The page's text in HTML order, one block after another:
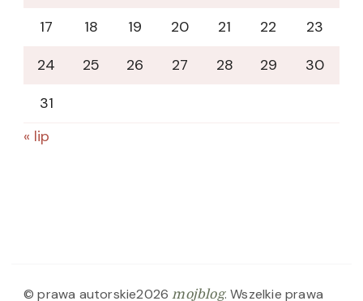
17
18 19 20 21 22
23
24
25 26 27 28 29
30
31
« lip
© prawa autorskie2026mojblog. Wszelkie prawa